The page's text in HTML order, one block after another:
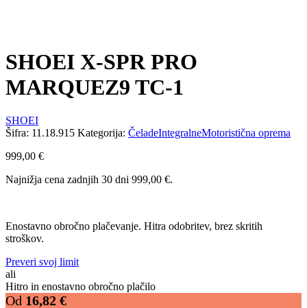
SHOEI X-SPR PRO
MARQUEZ9 TC-1
SHOEI
Šifra: 11.18.915 Kategorija: ČeladeIntegralneMotoristična oprema
999,00 €
Najnižja cena zadnjih 30 dni 999,00 €.
Enostavno obročno plačevanje. Hitra odobritev, brez skritih
stroškov.
Preveri svoj limit
ali
Hitro in enostavno obročno plačilo
Od 16,82 €